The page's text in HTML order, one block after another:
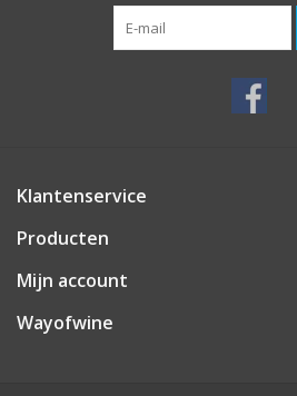
Klantenservice
Producten
Mijn account
Wayofwine